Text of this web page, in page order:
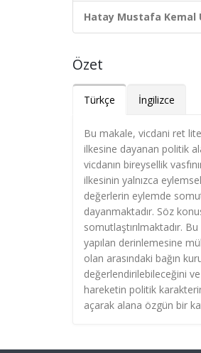
Hatay Mustafa Kemal
Özet
Türkçe İngilizce
Bu makale, vicdani ret
ilkesine dayanan politik
vicdanın bireysellik
ilkesinin yalnızca
değerlerin eylemde
dayanmaktadır. Söz
somutlaştırılmaktadır.
yapılan derinlemesine
olan arasındaki bağın
değerlendirilebileceğini
hareketin politik
açarak alana özgün bir